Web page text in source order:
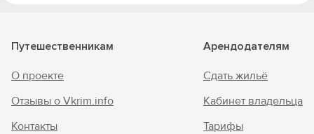
Путешественникам
О проекте
Отзывы о Vkrim.info
Контакты
Арендодателям
Сдать жильё
Кабинет владельца
Тарифы